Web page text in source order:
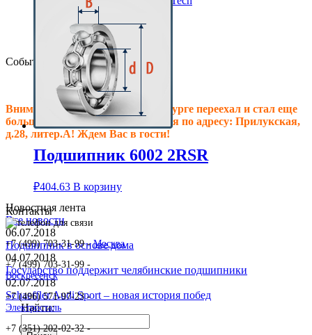
Сальники подшипника
Клиновые ремни
Техпластина резиновая
События
Внимание! Офис в Санкт-Петербурге переехал и стал еще
больше, теперь мы располагаемся по адресу: Прилукская,
д.28, литер.А! Ждем Вас в гости!
Новостная лента
Все новости
06.07.2018
Подшипник в основе дома
04.07.2018
Государство поддержит челябинские подшипники
02.07.2018
Schaeffler Audi Sport – новая история побед
Найти:
Подшипник 6002 2RSR
₽404.63 В корзину
Контакты
+7 (499) 703-31-99 -Москва
+7 (499) 703-31-99 -
Воскресенск
+7 (496) 571-97-23 -
Электросталь
+7 (351) 202-02-32 -